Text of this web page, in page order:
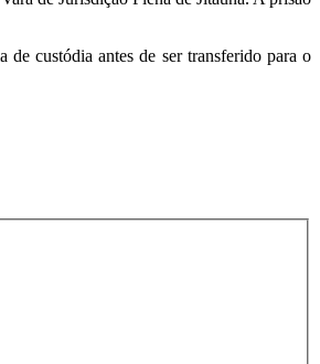
custódia antes de ser transferido para o